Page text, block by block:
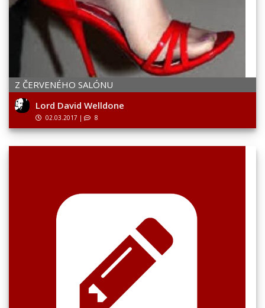
Z ČERVENÉHO SALÓNU
Lord David Welldone
02.03.2017 | 8